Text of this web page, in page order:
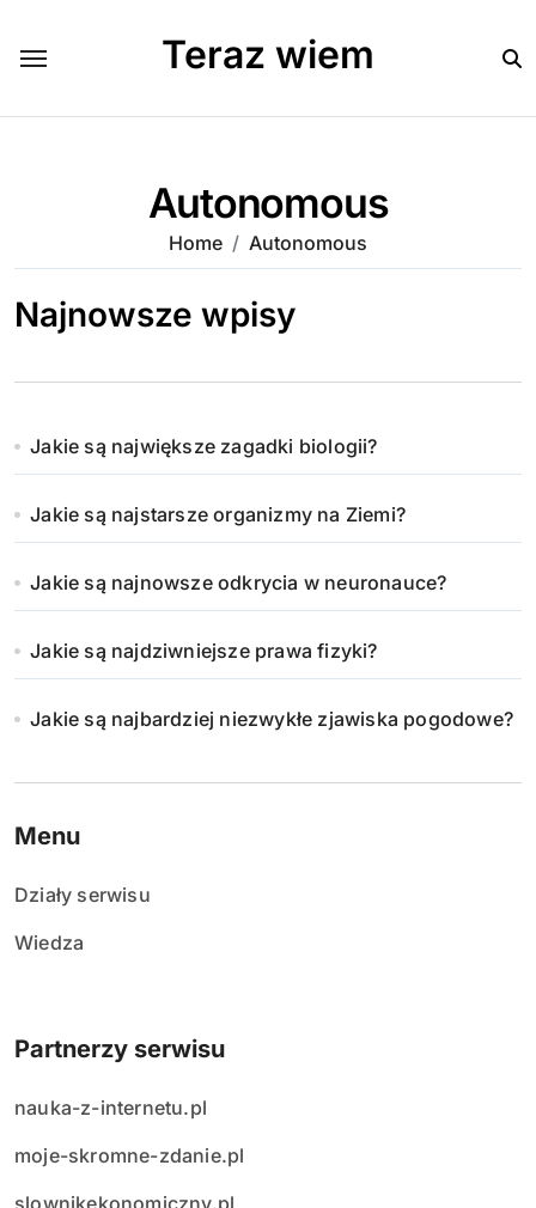
content
Teraz wiem
Autonomous
Home Autonomous
Najnowsze wpisy
Jakie są największe zagadki biologii?
Jakie są najstarsze organizmy na Ziemi?
Jakie są najnowsze odkrycia w neuronauce?
Jakie są najdziwniejsze prawa fizyki?
Jakie są najbardziej niezwykłe zjawiska pogodowe?
Menu
Działy serwisu
Wiedza
Partnerzy serwisu
nauka-z-internetu.pl
moje-skromne-zdanie.pl
slownikekonomiczny.pl